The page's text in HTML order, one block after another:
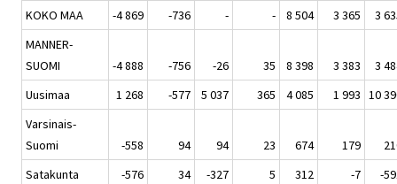
KOKO MAA
-4 869 -736 - - 8 504 3 365
3
MANNER-
SUOMI
-4 888 -756 -26 35 8 398 3 383
3
Uusimaa
1 268 -577 5 037 365 4 085 1 993 10
Varsinais-
Suomi
-558 94 94 23 674 179
Satakunta
-576 34 -327 5 312 -7
-